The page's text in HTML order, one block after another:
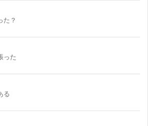
た？
った
る